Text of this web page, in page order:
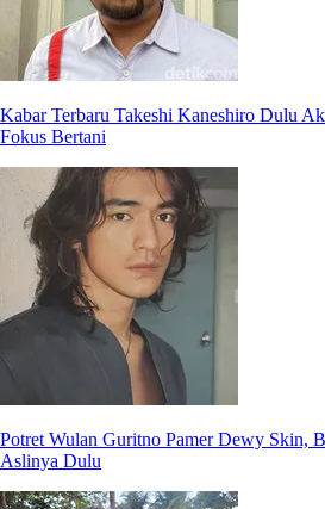
Kabar Terbaru Takeshi Kaneshiro Dulu
Fokus Bertani
Potret Wulan Guritno Pamer Dewy Skin,
Aslinya Dulu